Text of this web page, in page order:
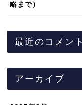
略まで）
最近のコメント
アーカイブ